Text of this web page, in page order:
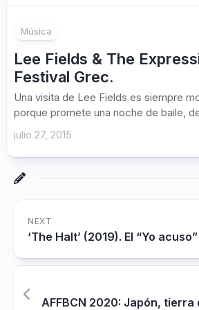
Música
Lee Fields & The
Festival Grec.
Una visita de Lee Fields es siempre
porque promete una noche de baile,
julio 27, 2015
NEXT
‘The Halt’ (2019). El “Yo
AFFBCN 2020: Japón, tierra